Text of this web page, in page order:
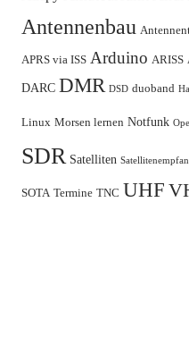
Antennenbau
APRS via ISS Arduino ARISS
DARC DMR DSD duoband
Linux Morsen lernen Notfunk
SDR Satelliten
SOTA Termine TNC UHF